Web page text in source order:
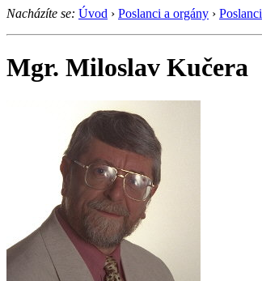
Nacházíte se: Úvod › Poslanci a orgány › Poslanci
Mgr. Miloslav Kučera